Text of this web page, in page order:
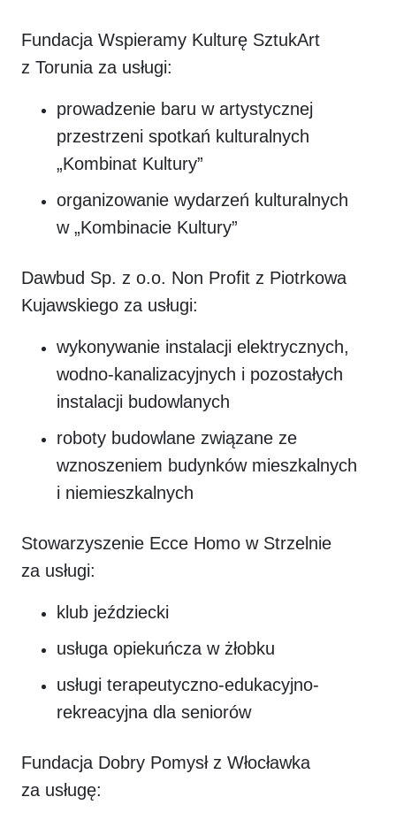
Fundacja Wspieramy Kulturę SztukArt
z Torunia za usługi:
prowadzenie baru w artystycznej
przestrzeni spotkań kulturalnych
„Kombinat Kultury”
organizowanie wydarzeń kulturalnych
w „Kombinacie Kultury”
Dawbud Sp. z o.o. Non Profit z Piotrkowa
Kujawskiego za usługi:
wykonywanie instalacji elektrycznych,
wodno-kanalizacyjnych i pozostałych
instalacji budowlanych
roboty budowlane związane ze
wznoszeniem budynków mieszkalnych
i niemieszkalnych
Stowarzyszenie Ecce Homo w Strzelnie
za usługi:
klub jeździecki
usługa opiekuńcza w żłobku
usługi terapeutyczno-edukacyjno-
rekreacyjna dla seniorów
Fundacja Dobry Pomysł z Włocławka
za usługę: